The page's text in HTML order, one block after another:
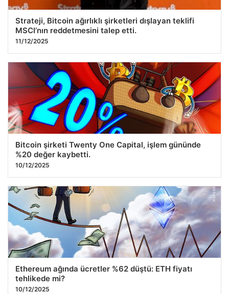
Strateji, Bitcoin ağırlıklı şirketleri dışlayan teklifi
MSCI’nın reddetmesini talep etti.
11/12/2025
Bitcoin şirketi Twenty One Capital, işlem gününde
%20 değer kaybetti.
10/12/2025
Ethereum ağında ücretler %62 düştü: ETH fiyatı
tehlikede mi?
10/12/2025